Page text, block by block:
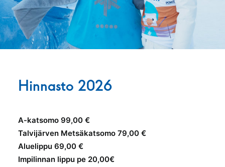
Hinnasto 2026
A-katsomo 99,00 €
Talvijärven Metsäkatsomo 79,00 €
Aluelippu 69,00 €
Impilinnan lippu pe 20,00€